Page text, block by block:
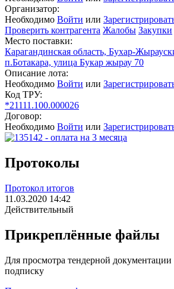
Организатор:
Необходимо Войти или
Проверить контрагента Жалобы Закупки
Место поставки:
Карагандинская область, Бухар-
п.Ботакара, улица Букар жырау 70
Описание лота:
Необходимо Войти или
Код ТРУ:
*21111.100.000026
Договор:
Необходимо Войти или
Протоколы
Протокол итогов
11.03.2020 14:42
Действительный
Прикреплённые файлы
Для просмотра тендерной
подписку